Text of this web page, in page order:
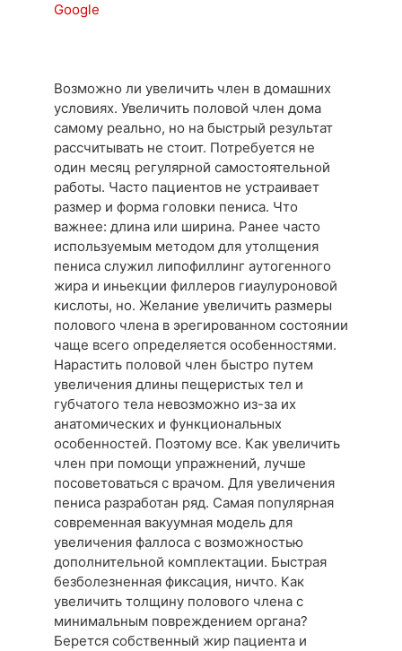
Google
Возможно ли увеличить член в домашних
условиях. Увеличить половой член дома
самому реально, но на быстрый результат
рассчитывать не стоит. Потребуется не
один месяц регулярной самостоятельной
работы. Часто пациентов не устраивает
размер и форма головки пениса. Что
важнее: длина или ширина. Ранее часто
используемым методом для утолщения
пениса служил липофиллинг аутогенного
жира и иньекции филлеров гиаулуроновой
кислоты, но. Желание увеличить размеры
полового члена в эрегированном состоянии
чаще всего определяется особенностями.
Нарастить половой член быстро путем
увеличения длины пещеристых тел и
губчатого тела невозможно из-за их
анатомических и функциональных
особенностей. Поэтому все. Как увеличить
член при помощи упражнений, лучше
посоветоваться с врачом. Для увеличения
пениса разработан ряд. Самая популярная
современная вакуумная модель для
увеличения фаллоса с возможностью
дополнительной комплектации. Быстрая
безболезненная фиксация, ничто. Как
увеличить толщину полового члена с
минимальным повреждением органа?
Берется собственный жир пациента и